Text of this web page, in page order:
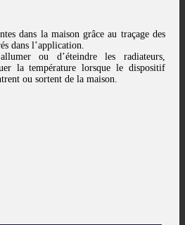
dans la maison grâce au traçage des
dans l’application.
ou d’éteindre les radiateurs,
la température lorsque le dispositif
ou sortent de la maison.